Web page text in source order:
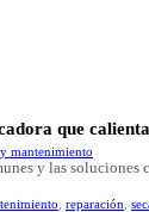
que
mantenimiento
y las soluciones
reparación